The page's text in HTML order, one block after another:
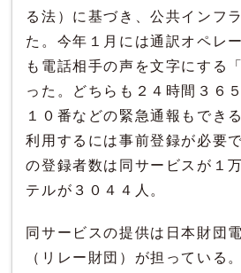
る法）に基づき、公共インフ
た。今年１月には通訳オペレ
も電話相手の声を文字にする
った。どちらも２４時間３６
１０番などの緊急通報もでき
利用するには事前登録が必要
の登録者数は同サービスが１
テルが３０４４人。
同サービスの提供は日本財団
（リレー財団）が担っている